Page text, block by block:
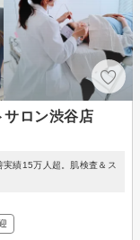
サロン渋谷店
績15万人超。肌検査＆ス